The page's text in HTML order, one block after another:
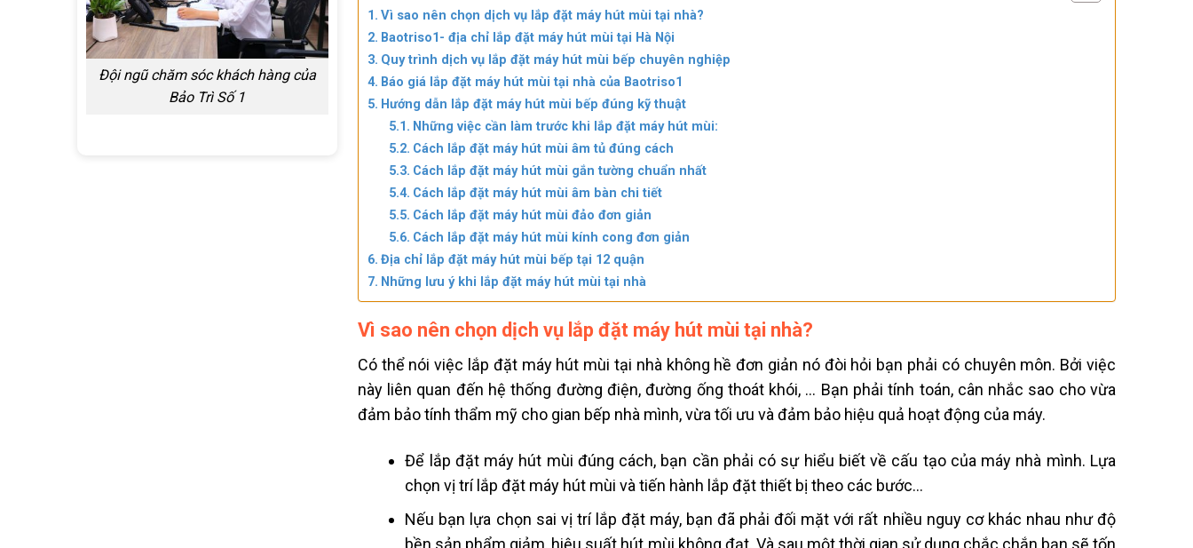
Đội ngũ chăm sóc khách hàng của
Bảo Trì Số 1
Vì sao nên chọn dịch vụ lắp đặt máy hút mùi tại nhà?
Baotriso1- địa chỉ lắp đặt máy hút mùi tại Hà Nội
Quy trình dịch vụ lắp đặt máy hút mùi bếp chuyên nghiệp
Báo giá lắp đặt máy hút mùi tại nhà của Baotriso1
Hướng dẫn lắp đặt máy hút mùi bếp đúng kỹ thuật
Những việc cần làm trước khi lắp đặt máy hút mùi:
Cách lắp đặt máy hút mùi âm tủ đúng cách
Cách lắp đặt máy hút mùi gắn tường chuẩn nhất
Cách lắp đặt máy hút mùi âm bàn chi tiết
Cách lắp đặt máy hút mùi đảo đơn giản
Cách lắp đặt máy hút mùi kính cong đơn giản
Địa chỉ lắp đặt máy hút mùi bếp tại 12 quận
Những lưu ý khi lắp đặt máy hút mùi tại nhà
Vì sao nên chọn dịch vụ lắp đặt máy hút mùi tại nhà?
Có thể nói việc lắp đặt máy hút mùi tại nhà không hề đơn giản nó đòi hỏi bạn phải có chuyên môn. Bởi việc
này liên quan đến hệ thống đường điện, đường ống thoát khói, … Bạn phải tính toán, cân nhắc sao cho vừa
đảm bảo tính thẩm mỹ cho gian bếp nhà mình, vừa tối ưu và đảm bảo hiệu quả hoạt động của máy.
Để lắp đặt máy hút mùi đúng cách, bạn cần phải có sự hiểu biết về cấu tạo của máy nhà mình. Lựa
chọn vị trílắp đặt máy hút mùivà tiến hành lắp đặt thiết bị theo các bước…
Nếu bạn lựa chọn sai vị trí lắp đặt máy, bạn đã phải đối mặt với rất nhiều nguy cơ khác nhau như độ